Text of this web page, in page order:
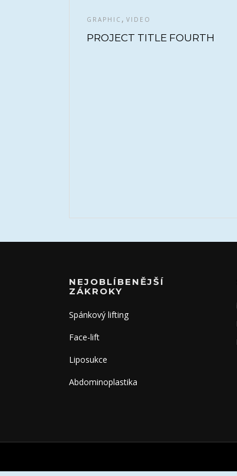
GRAPHIC , VIDEO
PROJECT TITLE FOURTH
NEJOBLÍBENĚJŠÍ
ZÁKROKY
Spánkový lifting
Face-lift
Liposukce
Abdominoplastika
parallax